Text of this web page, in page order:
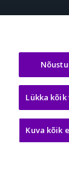
Osta.ee
KuldneBörs.ee
Lükka kõik
Kuva kõik